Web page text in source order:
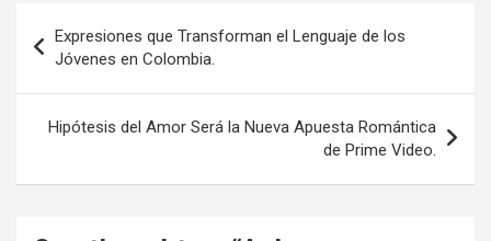
de
entradas
Expresiones que Transforman el Lenguaje de los
Jóvenes en Colombia.
Hipótesis del Amor Será la Nueva Apuesta Romántica
de Prime Video.